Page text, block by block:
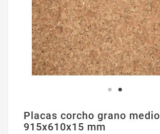
Placas corcho grano medio
915x610x15 mm